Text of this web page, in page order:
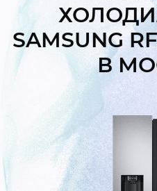
SAMSUNG
В